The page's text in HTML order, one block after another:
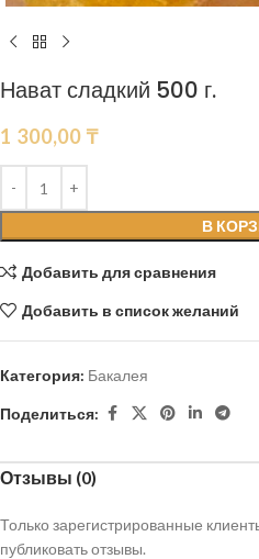
Нават сладкий 500 г.
1 300,00 ₸
В
Добавить для сравнения
Добавить в список желаний
Категория: Бакалея
Поделиться:
Отзывы (0)
Только зарегистрированные
публиковать отзывы.